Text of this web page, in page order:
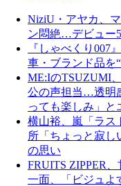
NiziU・アヤカ、
ン悶絶…デビュー
『しゃべくり007
車・ブランド品を
ME:IのTSUZUMI
公の声担当…透明
っても楽しみ」と
横山裕、嵐「ラス
所「ちょっと寂し
の思い
FRUITS ZIPPER
一面、「ビジュよ